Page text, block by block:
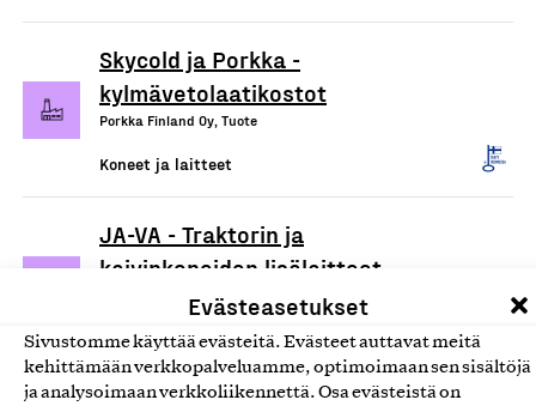
Evästeasetukset
Sivustomme käyttää evästeitä. Evästeet auttavat meitä
kehittämään verkkopalveluamme, optimoimaan sen sisältöjä
ja analysoimaan verkkoliikennettä. Osa evästeistä on
Skycold ja Porkka -
kylmävetolaatikostot
Porkka Finland Oy, Tuote
Koneet ja laitteet
JA-VA - Traktorin ja
kaivinkoneiden lisälaitteet
J. Valkeisenmäki Oy, Tuote
Koneet ja laitteet